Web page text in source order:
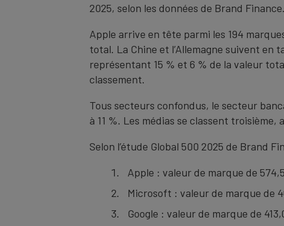
2025, selon les données de Brand Finance.
Apple arrive en tête parmi les 194
total. La Chine et l’Allemagne suivent en
représentant 15 % et 6 % de la valeur
classement.
Tous secteurs confondus, le secteur
à 11 %. Les médias se classent
Selon l’étude Global 500 2025 de Brand
Apple : valeur de marque de
Microsoft : valeur de marque de
Google : valeur de marque de